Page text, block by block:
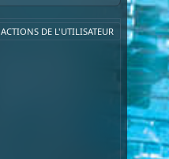
ACTIONS DE L'UTILISATEUR